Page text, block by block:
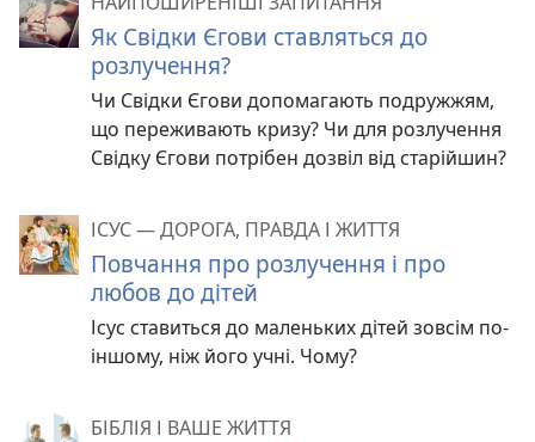
Як Свідки Єгови ставляться до
розлучення?
Чи Свідки Єгови допомагають подружжям,
що переживають кризу? Чи для розлучення
Свідку Єгови потрібен дозвіл від старійшин?
ІСУС — ДОРОГА, ПРАВДА І ЖИТТЯ
Повчання про розлучення і про
любов до дітей
Ісус ставиться до маленьких дітей зовсім по-
іншому, ніж його учні. Чому?
БІБЛІЯ І ВАШЕ ЖИТТЯ